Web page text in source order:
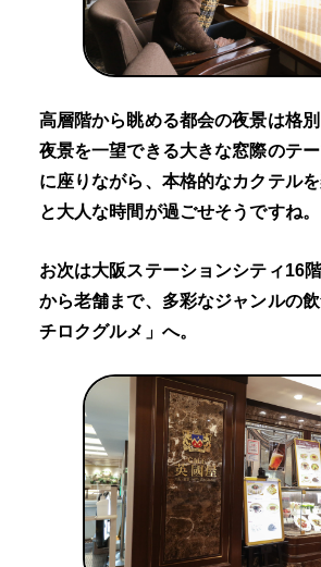
高層階から眺める都会の夜景は格
夜景を一望できる大きな窓際のテ
に座りながら、本格的なカクテル
と大人な時間が過ごせそうですね。
お次は大阪ステーションシティ16
から老舗まで、多彩なジャンルの
チロクグルメ」へ。